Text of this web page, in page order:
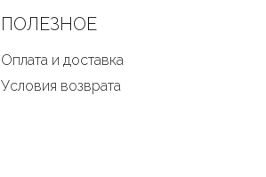
ПОЛЕЗНОЕ
Оплата и доставка
Условия возврата